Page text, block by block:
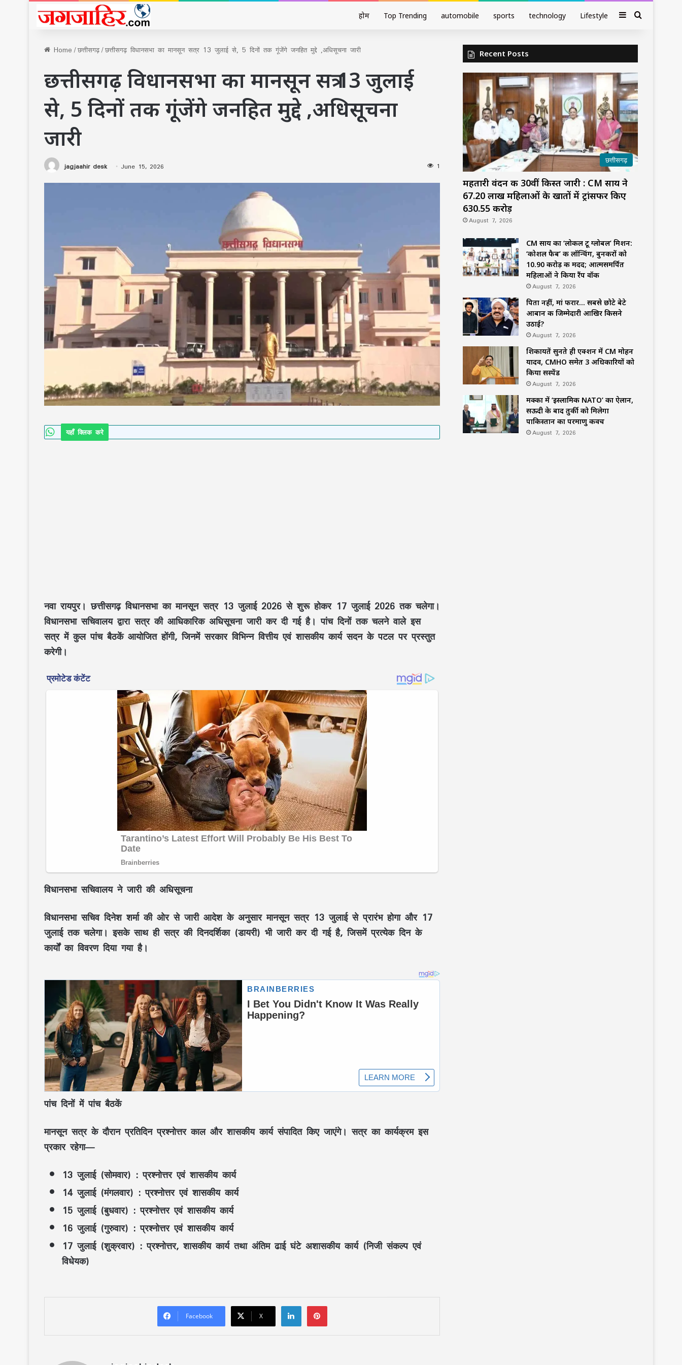
होम Top Trending automobile sports technology Lifestyle SidebarSearch
Home/छत्तीसगढ़/छत्तीसगढ़ विधानसभा का मानसून सत्र 13 जुलाई से, 5 दिनों तक गूंजेंगे जनहित मुद्दे ,अधिसूचना जारी
छत्तीसगढ़ विधानसभा का मानसून सत्र 13 जुलाई
से, 5 दिनों तक गूंजेंगे जनहित मुद्दे ,अधिसूचना
जारी
jagjaahir desk June 15, 2026 1
यहाँ क्लिक करे
नवा रायपुर। छत्तीसगढ़ विधानसभा का मानसून सत्र 13 जुलाई 2026 से शुरू होकर 17 जुलाई 2026 तक चलेगा।
विधानसभा सचिवालय द्वारा सत्र की आधिकारिक अधिसूचना जारी कर दी गई है। पांच दिनों तक चलने वाले इस
सत्र में कुल पांच बैठकें आयोजित होंगी, जिनमें सरकार विभिन्न वित्तीय एवं शासकीय कार्य सदन के पटल पर प्रस्तुत
करेगी।
विधानसभा सचिवालय ने जारी की अधिसूचना
विधानसभा सचिव दिनेश शर्मा की ओर से जारी आदेश के अनुसार मानसून सत्र 13 जुलाई से प्रारंभ होगा और 17
जुलाई तक चलेगा। इसके साथ ही सत्र की दिनदर्शिका (डायरी) भी जारी कर दी गई है, जिसमें प्रत्येक दिन के
कार्यों का विवरण दिया गया है।
पांच दिनों में पांच बैठकें
मानसून सत्र के दौरान प्रतिदिन प्रश्नोत्तर काल और शासकीय कार्य संपादित किए जाएंगे। सत्र का कार्यक्रम इस
प्रकार रहेगा—
13 जुलाई (सोमवार) : प्रश्नोत्तर एवं शासकीय कार्य
14 जुलाई (मंगलवार) : प्रश्नोत्तर एवं शासकीय कार्य
15 जुलाई (बुधवार) : प्रश्नोत्तर एवं शासकीय कार्य
16 जुलाई (गुरुवार) : प्रश्नोत्तर एवं शासकीय कार्य
17 जुलाई (शुक्रवार) : प्रश्नोत्तर, शासकीय कार्य तथा अंतिम ढाई घंटे अशासकीय कार्य (निजी संकल्प एवं
विधेयक)
Facebook X
LinkedInPinterest
₹630.55 करोड़
CM साय का ‘लोकल टू ग्लोबल’ मिशन: ‘कोशल
फैब’ की लॉन्चिंग, बुनकरों को 10.90 करोड़ की
Recent Posts
छत्तीसगढ़
महतारी वंदन की 30वीं किस्त जारी : CM साय ने
67.20 लाख महिलाओं के खातों में ट्रांसफर किए
₹630.55 करोड़
August 7, 2026
CM साय का ‘लोकल टू ग्लोबल’ मिशन:
‘कोशल फैब’ की लॉन्चिंग, बुनकरों को
10.90 करोड़ की मदद; आत्मसमर्पित
महिलाओं ने किया रैंप वॉक
August 7, 2026
पिता नहीं, मां फरार… सबसे छोटे बेटे
आबान की जिम्मेदारी आखिर किसने
उठाई?
August 7, 2026
शिकायतें सुनते ही एक्शन में CM मोहन
यादव, CMHO समेत 3 अधिकारियों को
किया सस्पेंड
August 7, 2026
मक्का में ‘इस्लामिक NATO’ का ऐलान,
सऊदी के बाद तुर्की को मिलेगा
पाकिस्तान का परमाणु कवच
August 7, 2026